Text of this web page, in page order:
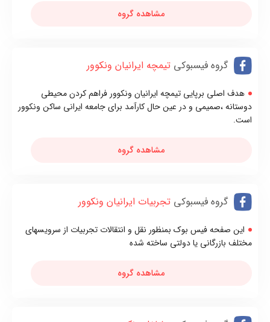
مشاهده گروه
گروه فیسبوکی تیمچه ایرانیان ونکوور
هدف اصلی برپایی تیمچه ایرانیان ونکوور فراهم کردن محیطی
دوستانه ،صمیمی و در عین حال کارآمد برای جامعه ایرانی ساکن ونکوور
است.
مشاهده گروه
گروه فیسبوکی تجربیات ایرانیان ونکوور
این صفحه فیس بوک بمنظور نقل و انتقالات تجربیات از سرویسهای
مختلف بازرگانی یا دولتی ساخته شده
مشاهده گروه